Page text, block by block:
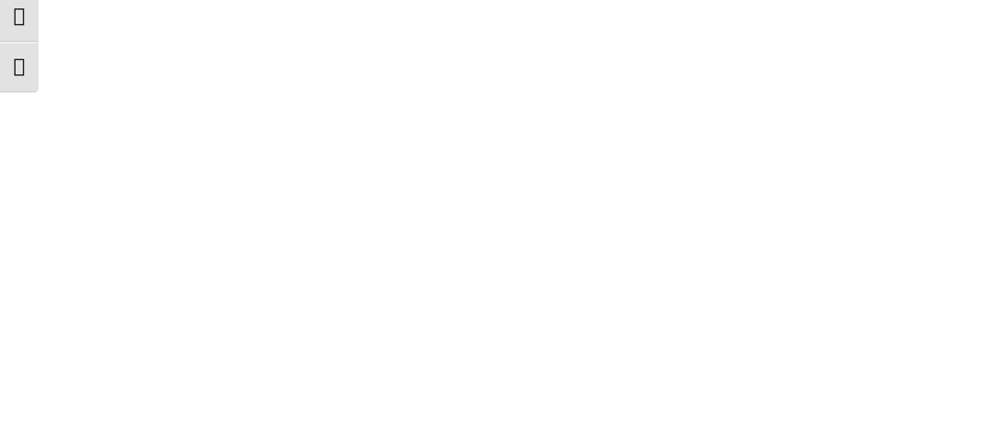
Alternar alto contraste
Alternar tamaño de letra